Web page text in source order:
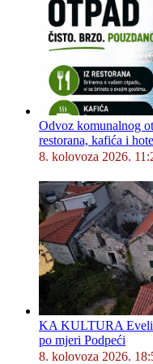
Odvoz komunalnog
restorana, kafića i
8. kolovoza 2026.
KA KULTURA
po mjeri Podpeći
8. kolovoza 2026.